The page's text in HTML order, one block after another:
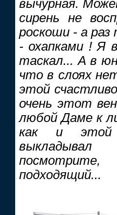
вычурная.
сирень не
роскоши - а
- охапками ! Я
таскал... А в
что в слоях
этой
очень этот
любой Даме к
как и этой
подходящий...